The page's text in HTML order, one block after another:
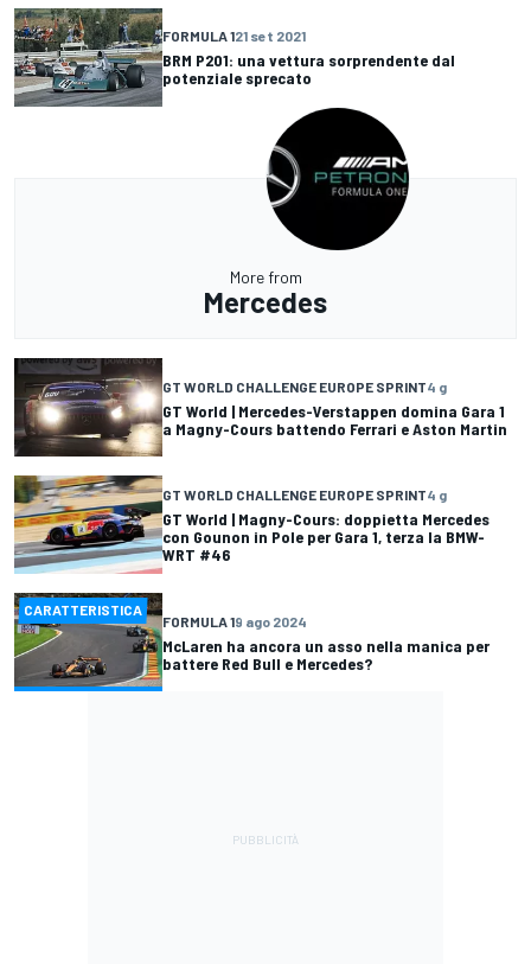
FORMULA 121 set 2021
BRM P201: una vettura sorprendente dal
potenziale sprecato
More from
Mercedes
GT WORLD CHALLENGE EUROPE SPRINT4 g
GT World | Mercedes-Verstappen domina Gara 1
a Magny-Cours battendo Ferrari e Aston Martin
GT WORLD CHALLENGE EUROPE SPRINT4 g
GT World | Magny-Cours: doppietta Mercedes
con Gounon in Pole per Gara 1, terza la BMW-
WRT #46
CARATTERISTICA
FORMULA 19 ago 2024
McLaren ha ancora un asso nella manica per
battere Red Bull e Mercedes?